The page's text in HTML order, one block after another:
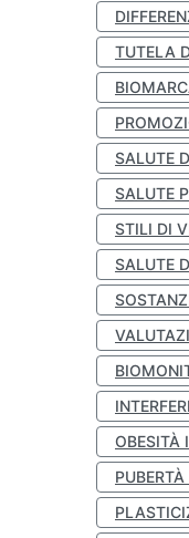
TUTELA
SALUTE
SALUTE
STILI DI
SALUTE
OBESITÀ